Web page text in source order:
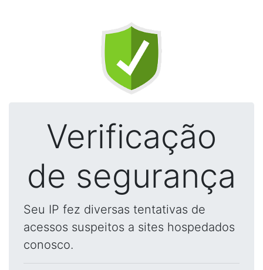
Verificação
de segurança
Seu IP fez diversas tentativas de
acessos suspeitos a sites hospedados
conosco.